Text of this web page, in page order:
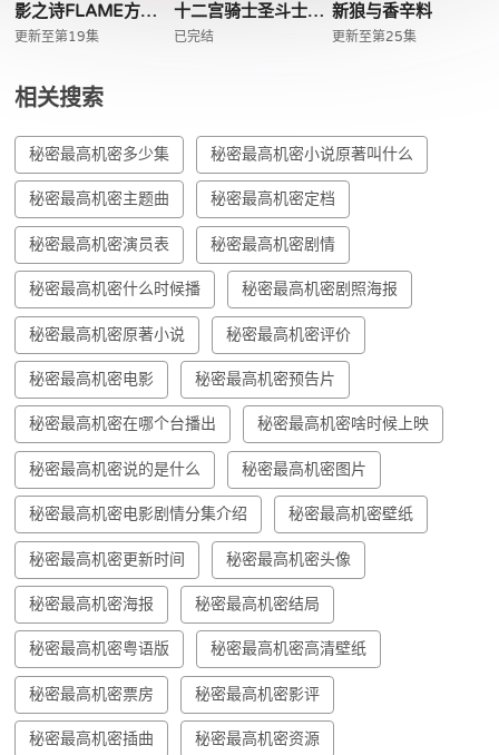
影之诗FLAME方舟篇
更新至第19集
十二宫骑士圣斗士星矢第二季Part2
已完结
新狼与香辛料
更新至第25集
相关搜索
秘密最高机密多少集 秘密最高机密小说原著叫什么
秘密最高机密主题曲 秘密最高机密定档
秘密最高机密演员表 秘密最高机密剧情
秘密最高机密什么时候播 秘密最高机密剧照海报
秘密最高机密原著小说 秘密最高机密评价
秘密最高机密电影 秘密最高机密预告片
秘密最高机密在哪个台播出 秘密最高机密啥时候上映
秘密最高机密说的是什么 秘密最高机密图片
秘密最高机密电影剧情分集介绍 秘密最高机密壁纸
秘密最高机密更新时间 秘密最高机密头像
秘密最高机密海报 秘密最高机密结局
秘密最高机密粤语版 秘密最高机密高清壁纸
秘密最高机密票房 秘密最高机密影评
秘密最高机密插曲 秘密最高机密资源